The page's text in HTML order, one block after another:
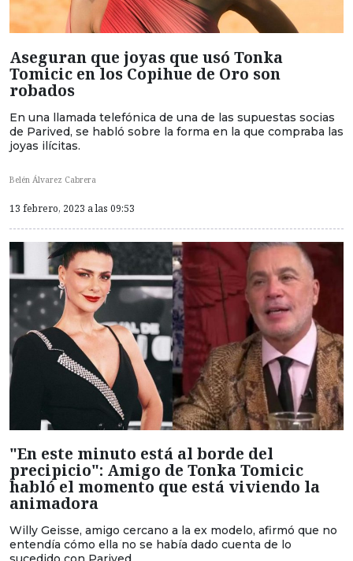
Aseguran que joyas que usó Tonka
Tomicic en los Copihue de Oro son
robados
En una llamada telefónica de una de las supuestas socias
de Parived, se habló sobre la forma en la que compraba las
joyas ilícitas.
Belén Álvarez Cabrera
13 febrero, 2023 a las 09:53
"En este minuto está al borde del
precipicio": Amigo de Tonka Tomicic
habló el momento que está viviendo la
animadora
Willy Geisse, amigo cercano a la ex modelo, afirmó que no
entendía cómo ella no se había dado cuenta de lo